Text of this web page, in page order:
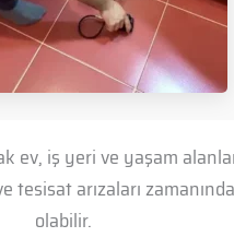
iş yeri ve yaşam
tesisat arızaları
olabilir.